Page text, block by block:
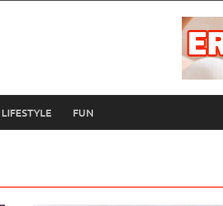
LIFESTYLE FUN